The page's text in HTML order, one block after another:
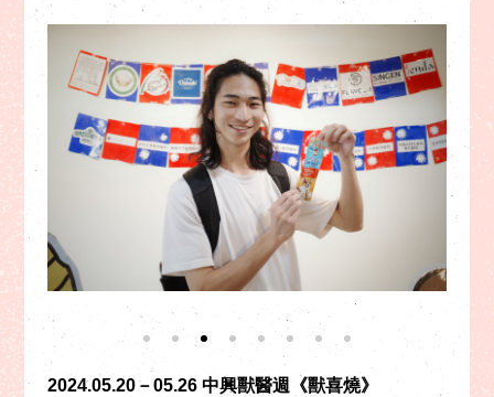
2024.05.20－05.26 中興獸醫週《獸喜燒》